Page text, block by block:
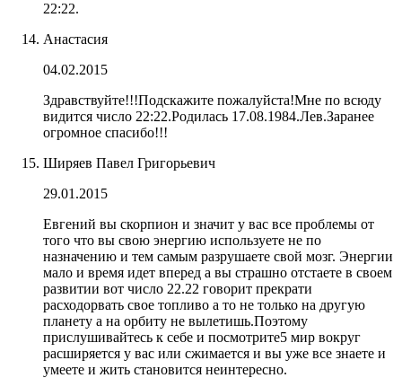
22:22.
Анастасия
04.02.2015
Здравствуйте!!!Подскажите пожалуйста!Мне по всюду
видится число 22:22.Родилась 17.08.1984.Лев.Заранее
огромное спасибо!!!
Ширяев Павел Григорьевич
29.01.2015
Евгений вы скорпион и значит у вас все проблемы от
того что вы свою энергию используете не по
назначению и тем самым разрушаете свой мозг. Энергии
мало и время идет вперед а вы страшно отстаете в своем
развитии вот число 22.22 говорит прекрати
расходорвать свое топливо а то не только на другую
планету а на орбиту не вылетишь.Поэтому
прислушивайтесь к себе и посмотрите5 мир вокруг
расширяется у вас или сжимается и вы уже все знаете и
умеете и жить становится неинтересно.